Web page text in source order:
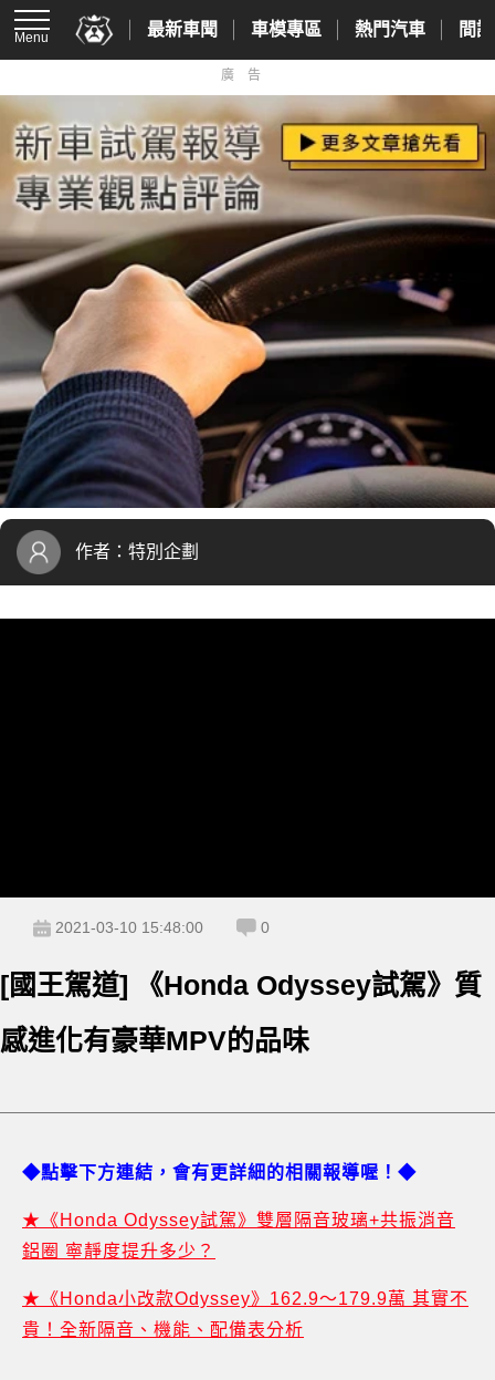
Menu 最新車聞 車模專區 熱門汽車 間
廣告
作者： 特別企劃
2021-03-10 15:48:00 0
[國王駕道] 《Honda Odyssey試駕》質
感進化有豪華MPV的品味
◆點擊下方連結，會有更詳細的相關報導喔！◆
★《Honda Odyssey試駕》雙層隔音玻璃+共振消音
鋁圈 寧靜度提升多少？
★《Honda小改款Odyssey》162.9～179.9萬 其實不
貴！全新隔音、機能、配備表分析